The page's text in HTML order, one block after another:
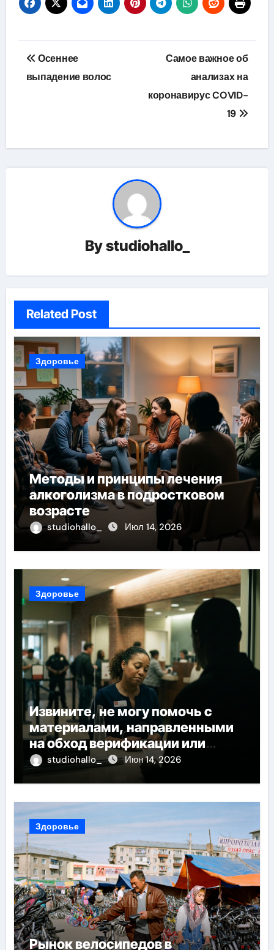
Навигация
по
Осеннее
выпадение волос
Самое важное об
анализах на
коронавирус COVID-
19
Bystudiohallo_
Related Post
Здоровье
Методы и принципы лечения
алкоголизма в подростковом
возрасте
studiohallo_ Июл 14, 2026
Здоровье
Извините, не могу помочь с
материалами, направленными
на обход верификации или
банковского контроля
studiohallo_ Июн 14, 2026
Здоровье
Рынок велосипедов в